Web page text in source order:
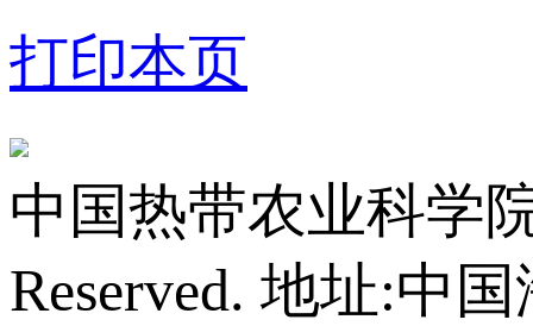
打印本页
中国热带农业科学
Reserved. 地址:中